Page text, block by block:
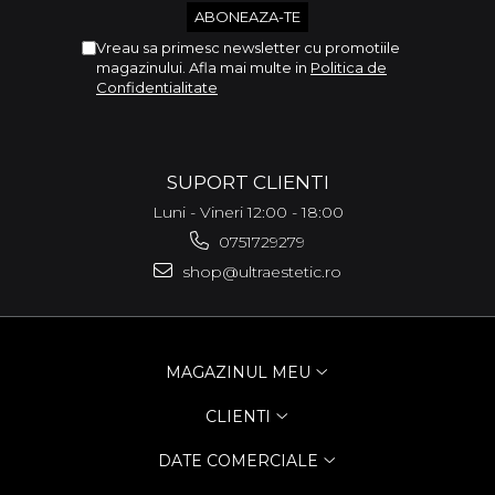
Vreau sa primesc newsletter cu promotiile
magazinului. Afla mai multe in Politica de
Confidentialitate
SUPORT CLIENTI
Luni - Vineri 12:00 - 18:00
0751729279
shop@ultraestetic.ro
MAGAZINUL MEU
CLIENTI
DATE COMERCIALE